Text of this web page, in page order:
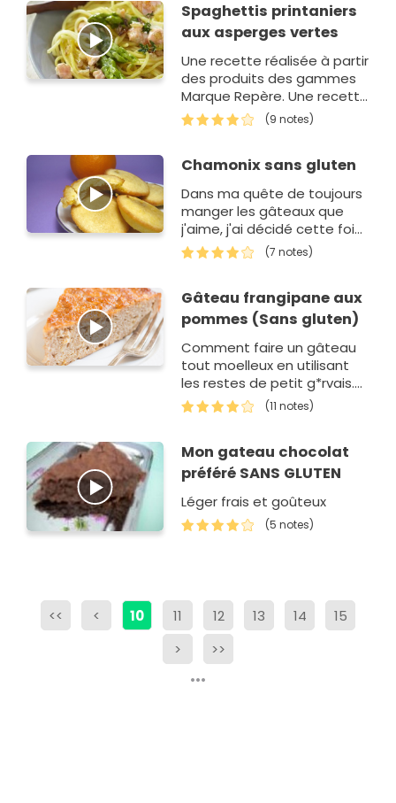
Spaghettis printaniers
aux asperges vertes
Une recette réalisée à partir
des produits des gammes
Marque Repère. Une recette
sans gluten.
(9 notes)
Chamonix sans gluten
Dans ma quête de toujours
manger les gâteaux que
j'aime, j'ai décidé cette fois-
ci de m'attaquer à un
gâteau de mon enfance, le
recette n'exi…
(7 notes)
Gâteau frangipane aux
pommes (Sans gluten)
Comment faire un gâteau
tout moelleux en utilisant
les restes de petit g*rvais.
Vos enfants vont adoraient.
(11 notes)
Mon gateau chocolat
préféré SANS GLUTEN
Léger frais et goûteux
(5 notes)
<< < 10 11 12 13 14
15
>
>>